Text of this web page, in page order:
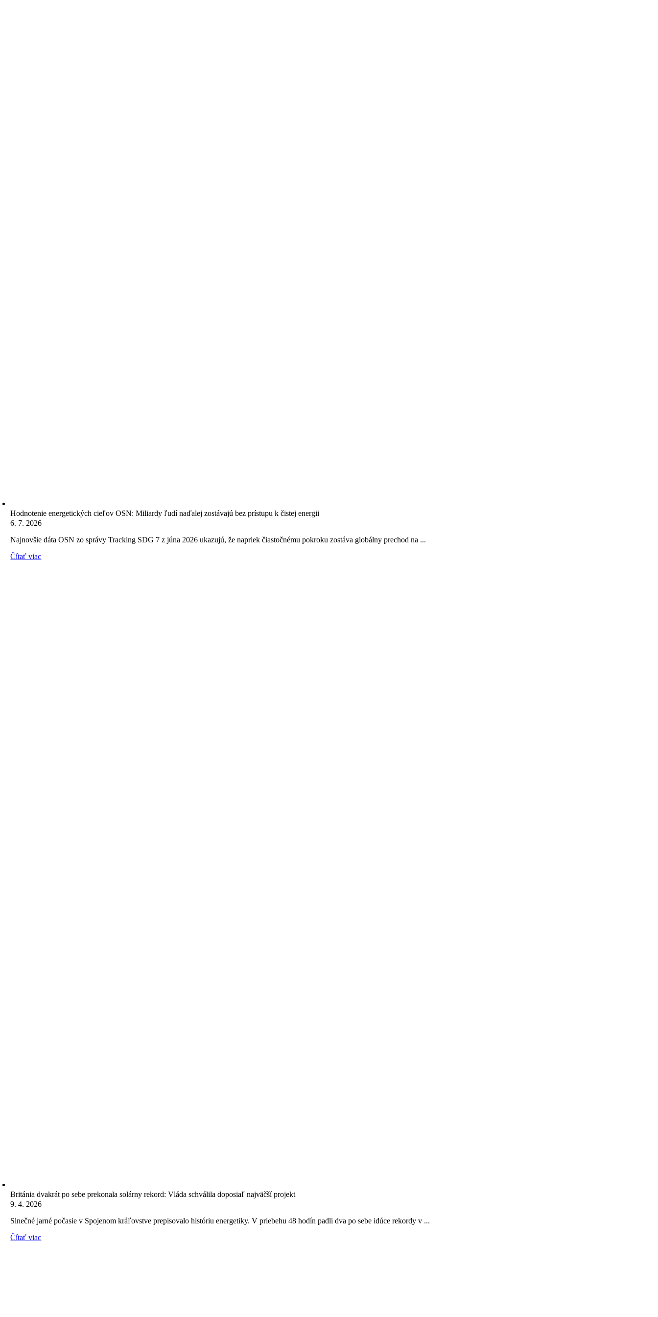
Hodnotenie energetických cieľov OSN: Miliardy ľudí naďalej zostávajú bez prístupu k čistej energii
6. 7. 2026
Najnovšie dáta OSN zo správy Tracking SDG 7 z júna 2026 ukazujú, že napriek čiastočnému pokroku zostáva globálny prechod na ...
Čítať viac
Británia dvakrát po sebe prekonala solárny rekord: Vláda schválila doposiaľ najväčší projekt
9. 4. 2026
Slnečné jarné počasie v Spojenom kráľovstve prepisovalo históriu energetiky. V priebehu 48 hodín padli dva po sebe idúce rekordy v ...
Čítať viac